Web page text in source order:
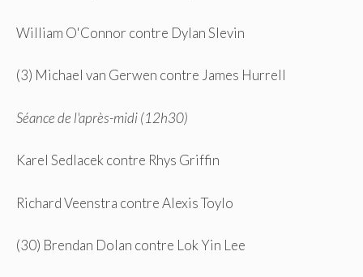
William O'Connor contre Dylan Slevin
(3) Michael van Gerwen contre James Hurrell
Séance de l'après-midi (12h30)
Karel Sedlacek contre Rhys Griffin
Richard Veenstra contre Alexis Toylo
(30) Brendan Dolan contre Lok Yin Lee